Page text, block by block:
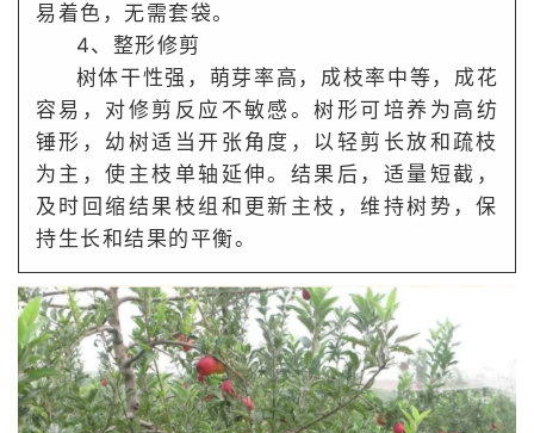
易着色，无需套袋。
4、整形修剪
树体干性强，萌芽率高，成枝率中等，成花
容易，对修剪反应不敏感。树形可培养为高纺
锤形，幼树适当开张角度，以轻剪长放和疏枝
为主，使主枝单轴延伸。 结果后，适量短截，
及时回缩结果枝组和更新主枝，维持树势，保
持生长和结果的平衡。